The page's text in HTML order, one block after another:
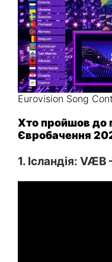
Eurovision Song
Хто пройшов до
Євробачення
1. Ісландія: